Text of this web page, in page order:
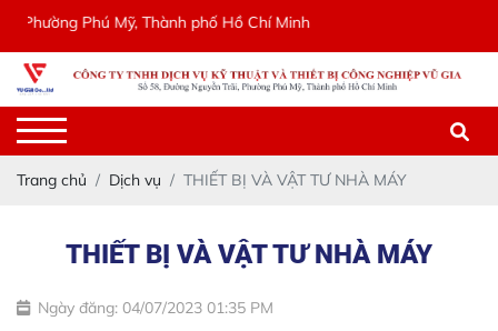
Phú Mỹ, Thành phố Hồ Chí Minh
Trang chủ Dịch vụ THIẾT BỊ VÀ VẬT TƯ NHÀ MÁY
THIẾT BỊ VÀ VẬT TƯ NHÀ MÁY
Ngày đăng: 04/07/2023 01:35 PM